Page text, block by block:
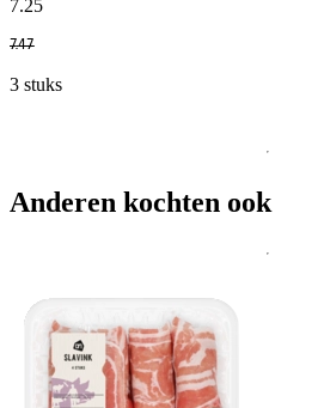
7.25
7.47
3 stuks
Anderen kochten ook